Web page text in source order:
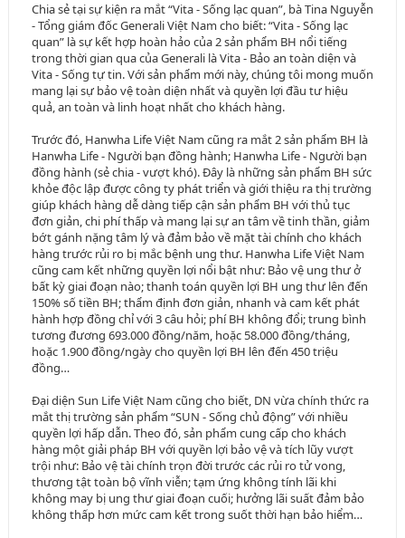
Chia sẻ tại sự kiện ra mắt “Vita - Sống lạc quan”, bà Tina Nguyễn
- Tổng giám đốc Generali Việt Nam cho biết: “Vita - Sống lạc
quan” là sự kết hợp hoàn hảo của 2 sản phẩm BH nổi tiếng
trong thời gian qua của Generali là Vita - Bảo an toàn diện và
Vita - Sống tự tin. Với sản phẩm mới này, chúng tôi mong muốn
mang lại sự bảo vệ toàn diện nhất và quyền lợi đầu tư hiệu
quả, an toàn và linh hoạt nhất cho khách hàng.
Trước đó, Hanwha Life Việt Nam cũng ra mắt 2 sản phẩm BH là
Hanwha Life - Người bạn đồng hành; Hanwha Life - Người bạn
đồng hành (sẻ chia - vượt khó). Đây là những sản phẩm BH sức
khỏe độc lập được công ty phát triển và giới thiệu ra thị trường
giúp khách hàng dễ dàng tiếp cận sản phẩm BH với thủ tục
đơn giản, chi phí thấp và mang lại sự an tâm về tinh thần, giảm
bớt gánh nặng tâm lý và đảm bảo về mặt tài chính cho khách
hàng trước rủi ro bị mắc bệnh ung thư. Hanwha Life Việt Nam
cũng cam kết những quyền lợi nổi bật như: Bảo vệ ung thư ở
bất kỳ giai đoạn nào; thanh toán quyền lợi BH ung thư lên đến
150% số tiền BH; thẩm định đơn giản, nhanh và cam kết phát
hành hợp đồng chỉ với 3 câu hỏi; phí BH không đổi; trung bình
tương đương 693.000 đồng/năm, hoặc 58.000 đồng/tháng,
hoặc 1.900 đồng/ngày cho quyền lợi BH lên đến 450 triệu
đồng…
Đại diện Sun Life Việt Nam cũng cho biết, DN vừa chính thức ra
mắt thị trường sản phẩm “SUN - Sống chủ động” với nhiều
quyền lợi hấp dẫn. Theo đó, sản phẩm cung cấp cho khách
hàng một giải pháp BH với quyền lợi bảo vệ và tích lũy vượt
trội như: Bảo vệ tài chính trọn đời trước các rủi ro tử vong,
thương tật toàn bộ vĩnh viễn; tạm ứng không tính lãi khi
không may bị ung thư giai đoạn cuối; hưởng lãi suất đảm bảo
không thấp hơn mức cam kết trong suốt thời hạn bảo hiểm…